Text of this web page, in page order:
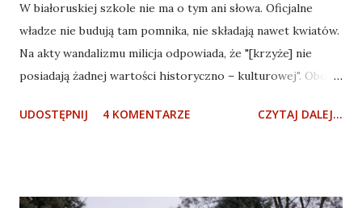
W białoruskiej szkole nie ma o tym ani słowa. Oficjalne
władze nie budują tam pomnika, nie składają nawet kwiatów.
Na akty wandalizmu milicja odpowiada, że "[krzyże] nie
posiadają żadnej wartości historyczno – kulturowej". Obok
1941 NKWD zamordowało tam około ćwierć miliona ludzi .
UDOSTĘPNIJ 4 KOMENTARZE CZYTAJ DALEJ...